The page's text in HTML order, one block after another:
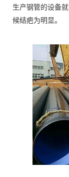
生产钢管的设备
候结疤为明显。